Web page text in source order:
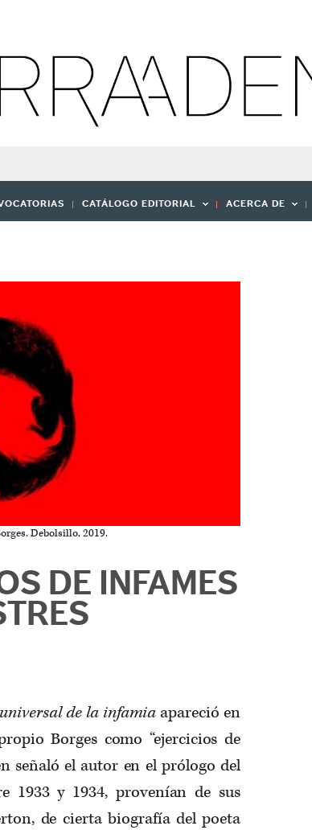
CATÁLOGO EDITORIAL ACERCA DE
Debolsillo, 2019.
DE INFAMES
de la infamiaapareció en
Borges como “ejercicios de
señaló el autor en el prólogo del
1933 y 1934, provenían de sus
de cierta biografía del poeta